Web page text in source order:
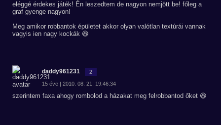
eléggé érdekes játék! Én leszedtem de nagyon nemjött be! főleg a
graf gyenge nagyon!
Meg amikor robbantok épületet akkor olyan valótlan textúrái vannak
vagyis ien nagy kockák 😆
daddy961231 2
15 éve | 2010. 08. 21. 19:46:34
szerintem faxa ahogy rombolod a házakat meg felrobbantod őket 😆